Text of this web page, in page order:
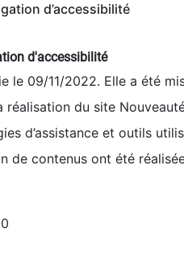
d’accessibilité
d'accessibilité
le 09/11/2022. Elle a été
réalisation du site
d’assistance et outils
de contenus ont été